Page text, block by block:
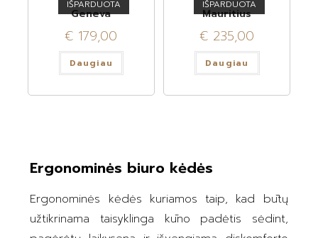
IŠPARDUOTA
Geneva
€ 179,00
Daugiau
IŠPARDUOTA
Mauritius
€ 235,00
Daugiau
Ergonominės biuro kėdės
Ergonominės kėdės kuriamos taip, kad būtų
užtikrinama taisyklinga kūno padėtis sėdint,